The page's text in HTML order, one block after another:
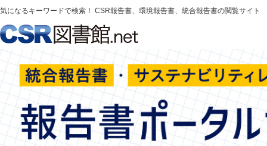
気になるキーワードで検索！ CSR報告書、環境報告書、統合報告書の閲覧サイト